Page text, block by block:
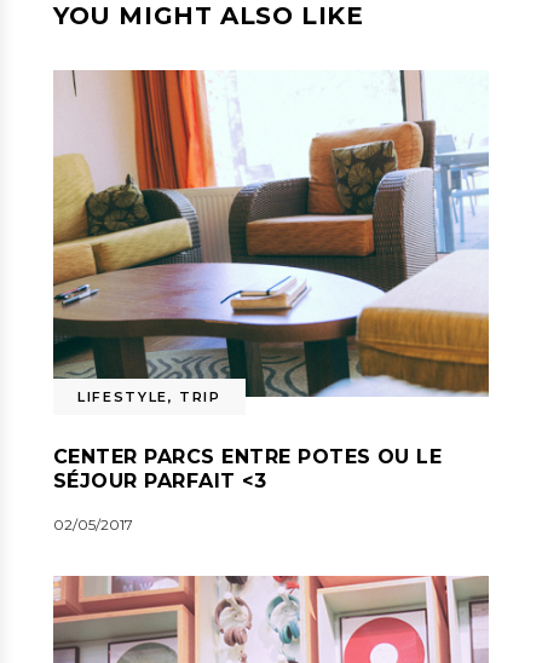
YOU MIGHT ALSO LIKE
LIFESTYLE, TRIP
CENTER PARCS ENTRE POTES OU LE
SÉJOUR PARFAIT <3
02/05/2017